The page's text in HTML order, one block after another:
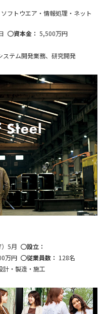
フトウエア・情報処理・ネット
資本金： 5,500万円
ステム開発業務、研究開発
5月
設立：
万円 従業員数： 128名
計・製造・施工